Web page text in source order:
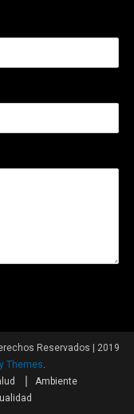
Reservados | 2019
Themes.
Ambiente